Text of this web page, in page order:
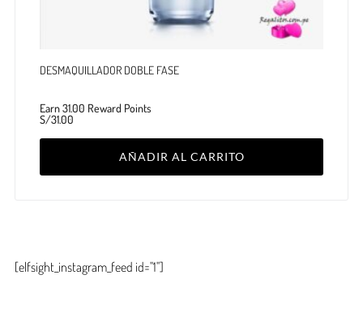
DESMAQUILLADOR DOBLE FASE
Earn 31.00 Reward Points
S/31.00
AÑADIR AL CARRITO
[elfsight_instagram_feed id="1"]